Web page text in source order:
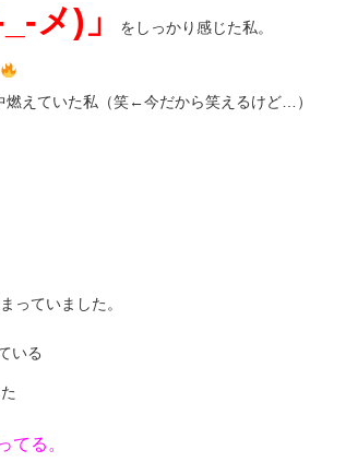
メ)」 をしっかり感じた私。
えていた私（笑←今だから笑えるけど…）
ていました。
いる
てる。